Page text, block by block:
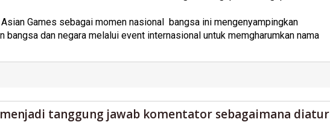
Games sebagai momen nasional bangsa ini mengenyampingkan
bangsa dan negara melalui event internasional untuk memgharumkan nama
tanggung jawab komentator sebagaimana diatur